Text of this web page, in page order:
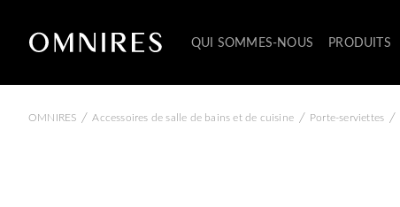
QUI SOMMES-NOUS PRODUITS
OMNIRES / Accessoires de salle de bains et de cuisine / Porte-serviettes /